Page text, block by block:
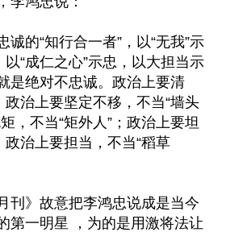
诚的“知行合一者”，以“无我”示
以“成仁之心”示忠，以大担当示
是绝对不忠诚。政治上要清
政治上要坚定不移，不当“墙头
，不当“矩外人”；政治上要坦
政治上要担当，不当“稻草
刊》故意把李鸿忠说成是当今
第一明星 ，为的是用激将法让